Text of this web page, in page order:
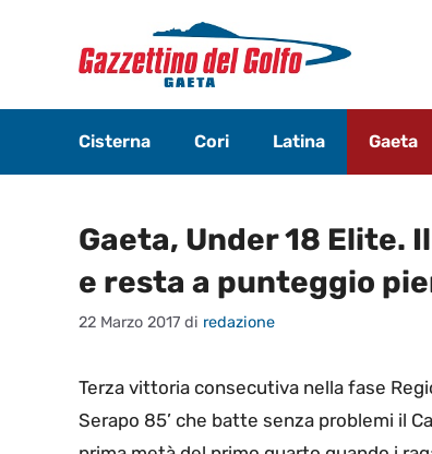
contenuto
Cisterna Cori Latina Gaeta
Gaeta, Under 18 Elite.
e resta a punteggio
22 Marzo 2017 di redazione
Terza vittoria consecutiva nella fase
Serapo 85’ che batte senza problemi il